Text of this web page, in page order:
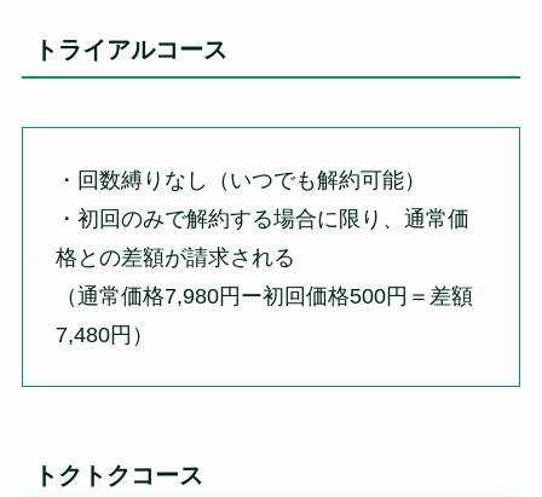
トライアルコース
・回数縛りなし（いつでも解約可能）
・初回のみで解約する場合に限り、通常価
格との差額が請求される
（通常価格7,980円ー初回価格500円＝差額
7,480円 ）
トクトクコース